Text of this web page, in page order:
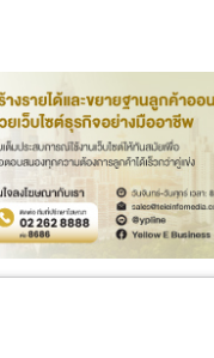
ธุรกิจบริการ